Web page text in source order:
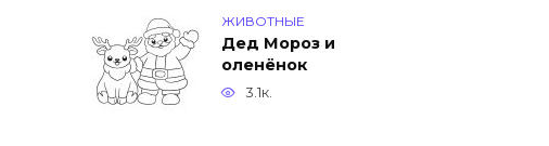
ЖИВОТНЫЕ
Дед Мороз и
оленёнок
3.1к.